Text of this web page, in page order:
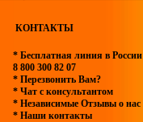
КОНТАКТЫ
* Бесплатная линия в России
8 800 300 82 07
* Перезвонить Вам?
* Чат с консультантом
* Независимые Отзывы о нас
* Наши контакты